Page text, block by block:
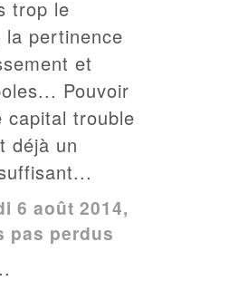
trop le
la pertinence
et
Pouvoir
capital trouble
déjà un
6 août 2014,
pas perdus